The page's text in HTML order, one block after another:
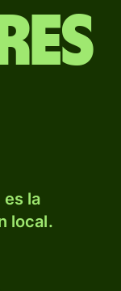
la
local.